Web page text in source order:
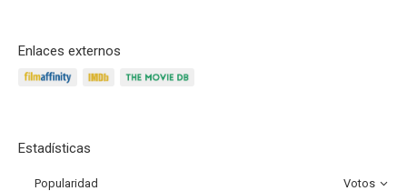
Enlaces externos
Estadísticas
Popularidad Votos